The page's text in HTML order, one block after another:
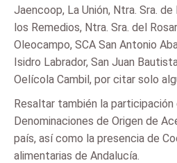
Jaencoop, La Unión, Ntra. Sra.
los Remedios, Ntra. Sra. del
Oleocampo, SCA San Antonio
Isidro Labrador, San Juan
Oelícola Cambil, por citar solo
Resaltar también la participación
Denominaciones de Origen de
país, así como la presencia de
alimentarias de Andalucía.